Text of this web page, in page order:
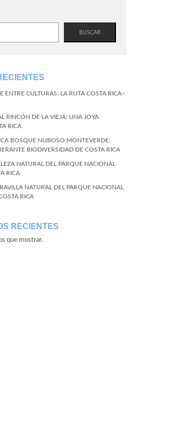
BUSCAR
ENTRE CULTURAS: LA RUTA COSTA RICA–
RINCÓN DE LA VIEJA: UNA JOYA
RICA
BOSQUE NUBOSO MONTEVERDE:
BIODIVERSIDAD DE COSTA RICA
NATURAL DEL PARQUE NACIONAL
RICA
NATURAL DEL PARQUE NACIONAL
RICA
RECIENTES
que mostrar.